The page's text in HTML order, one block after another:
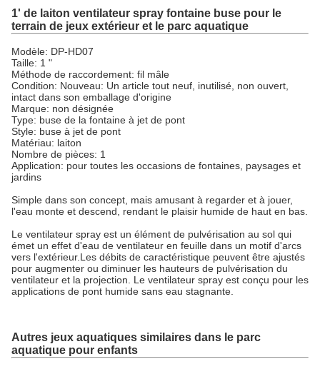
1' de laiton ventilateur spray fontaine buse pour le
terrain de jeux extérieur et le parc aquatique
Modèle: DP-HD07
Taille: 1 "
Méthode de raccordement: fil mâle
Condition: Nouveau: Un article tout neuf, inutilisé, non ouvert,
intact dans son emballage d'origine
Marque: non désignée
Type: buse de la fontaine à jet de pont
Style: buse à jet de pont
Matériau: laiton
Nombre de pièces: 1
Application: pour toutes les occasions de fontaines, paysages et
jardins
Simple dans son concept, mais amusant à regarder et à jouer,
l'eau monte et descend, rendant le plaisir humide de haut en bas.
Le ventilateur spray est un élément de pulvérisation au sol qui
émet un effet d'eau de ventilateur en feuille dans un motif d'arcs
vers l'extérieur.Les débits de caractéristique peuvent être ajustés
pour augmenter ou diminuer les hauteurs de pulvérisation du
ventilateur et la projection. Le ventilateur spray est conçu pour les
applications de pont humide sans eau stagnante.
Autres jeux aquatiques similaires dans le parc
aquatique pour enfants